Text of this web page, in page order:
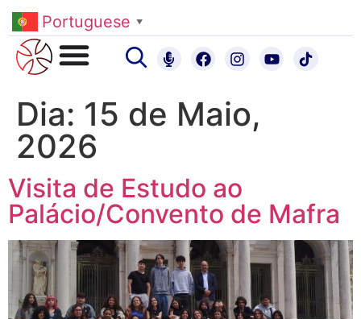
Portuguese ▼
Dia: 15 de Maio,
2026
Visita de Estudo ao
Palácio/Convento de Mafra